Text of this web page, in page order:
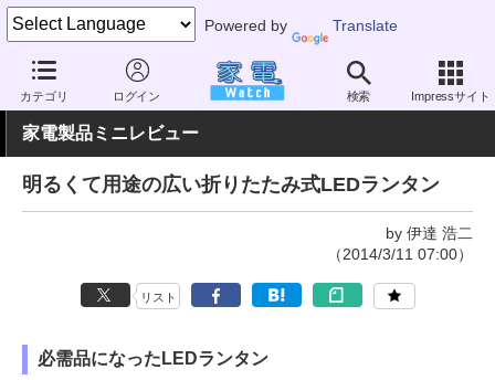
Powered by Translate
カテゴリ ログイン 検索 Impressサイト
家電 Watch 生活家電 照明器具 LED
家電製品ミニレビュー
明るくて用途の広い折りたたみ式LEDランタン
by 伊達 浩二
（2014/3/11 07:00）
リスト
必需品になったLEDランタン